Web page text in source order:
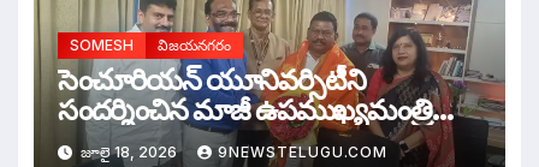
SOMESH విజయనగరం
సెంచూరియన్ యూనివర్సిటీని
సందర్శించిన మాజీ ఉపముఖ్యమంత్రి
రాజన్నదొర
జూలై 18, 2026 9NEWSTELUGU.COM